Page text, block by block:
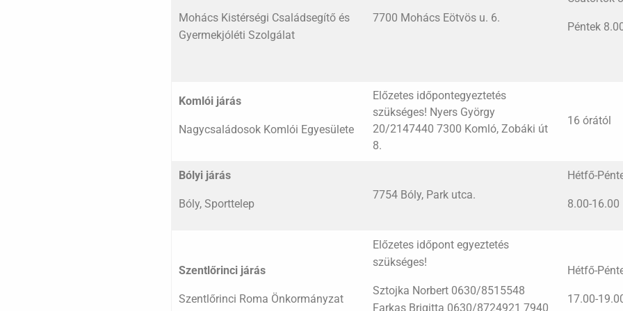
Mohács Kistérségi Családsegítő és
Gyermekjóléti Szolgálat
7700 Mohács Eötvös u. 6.
Péntek
Komlói járás
Nagycsaládosok Komlói Egyesülete
Előzetes időpontegyeztetés
szükséges! Nyers György
20/2147440 7300 Komló, Zobáki út
8.
16 órától
Bólyi járás
Bóly, Sporttelep
7754 Bóly, Park utca.
Hétfő-
8.00-16.00
Szentlőrinci járás
Szentlőrinci Roma Önkormányzat
Előzetes időpont egyeztetés
szükséges!
Sztojka Norbert 0630/8515548
Farkas Brigitta 0630/8724921 7940
Hétfő-
17.00-